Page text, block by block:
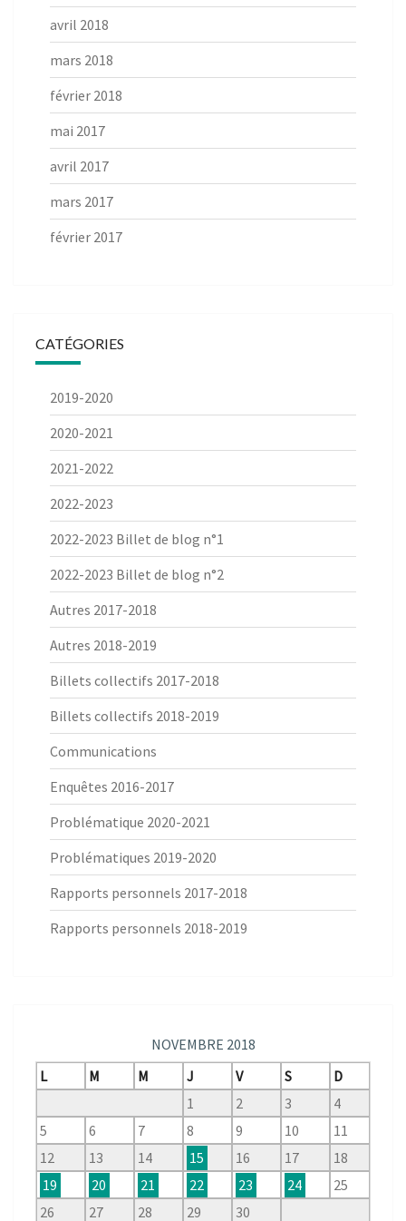
avril 2018
mars 2018
février 2018
mai 2017
avril 2017
mars 2017
février 2017
CATÉGORIES
2019-2020
2020-2021
2021-2022
2022-2023
2022-2023 Billet de blog n°1
2022-2023 Billet de blog n°2
Autres 2017-2018
Autres 2018-2019
Billets collectifs 2017-2018
Billets collectifs 2018-2019
Communications
Enquêtes 2016-2017
Problématique 2020-2021
Problématiques 2019-2020
Rapports personnels 2017-2018
Rapports personnels 2018-2019
NOVEMBRE 2018
L
M M J V S
D
1
2 3
4
5
6 7 8 9 10
11
12
13 14 15 16 17
18
19
20 21 22 23 24
25
26
27 28 29 30